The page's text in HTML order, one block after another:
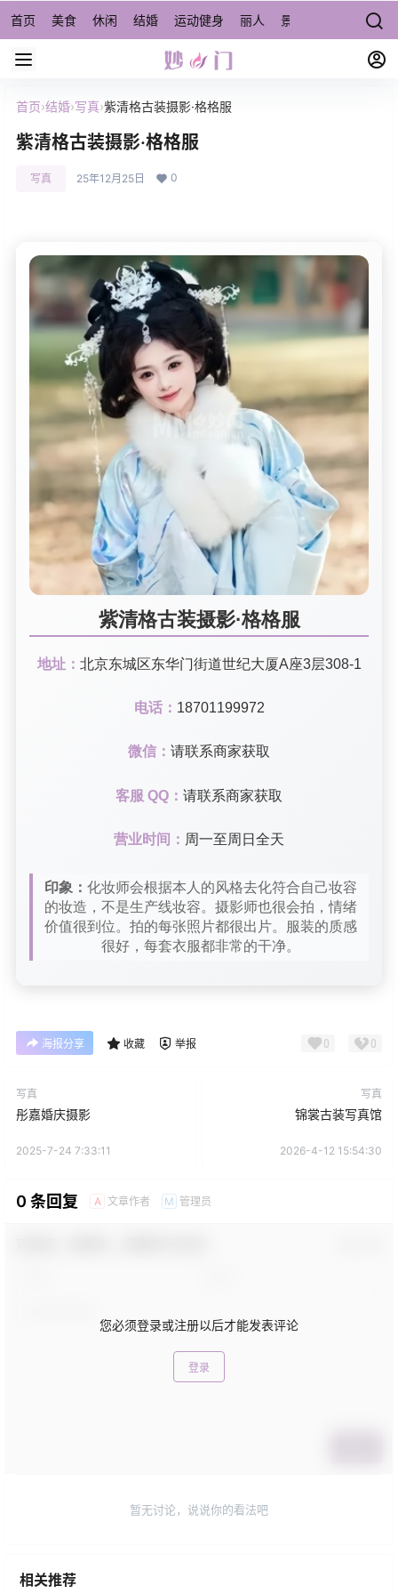
首页 美食 休闲 结婚 运动健身 丽人 景点/周边游 宠物
首页›结婚›写真›紫清格古装摄影·格格服
紫清格古装摄影·格格服
写真 25年12月25日 0
紫清格古装摄影·格格服
地址： 北京东城区东华门街道世纪大厦A座3层308-1
电话： 18701199972
微信： 请联系商家获取
客服 QQ： 请联系商家获取
营业时间： 周一至周日全天
印象： 化妆师会根据本人的风格去化符合自己妆容
的妆造，不是生产线妆容。摄影师也很会拍，情绪
价值很到位。拍的每张照片都很出片。服装的质感
很好，每套衣服都非常的干净。
海报分享 收藏 举报 0 0
写真
彤嘉婚庆摄影
2025-7-24 7:33:11
写真
锦裳古装写真馆
2026-4-12 15:54:30
0 条回复 A 文章作者 M 管理员
您必须登录或注册以后才能发表评论
登录
暂无讨论，说说你的看法吧
相关推荐